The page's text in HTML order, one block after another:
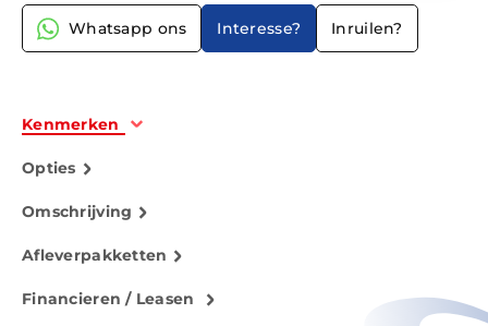
Whatsapp ons Interesse? Inruilen?
Kenmerken
Opties
Omschrijving
Afleverpakketten
Financieren / Leasen